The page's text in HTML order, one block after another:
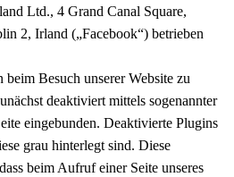
Ltd., 4 Grand Canal Square,
2, Irland („Facebook“) betrieben
Besuch unserer Website zu
deaktiviert mittels sogenannter
eingebunden. Deaktivierte Plugins
grau hinterlegt sind. Diese
beim Aufruf einer Seite unseres